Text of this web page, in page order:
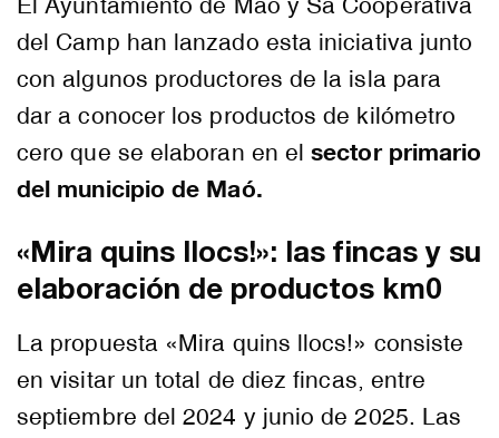
del Camp han lanzado esta iniciativa junto
con algunos productores de la isla para
dar a conocer los productos de kilómetro
cero que se elaboran en elsector primario
del municipio de Maó.
«Mira quins llocs!»: las fincas y su
elaboración de productos km0
La propuesta «Mira quins llocs!» consiste
en visitar un total de diez fincas, entre
septiembre del 2024 y junio de 2025. Las